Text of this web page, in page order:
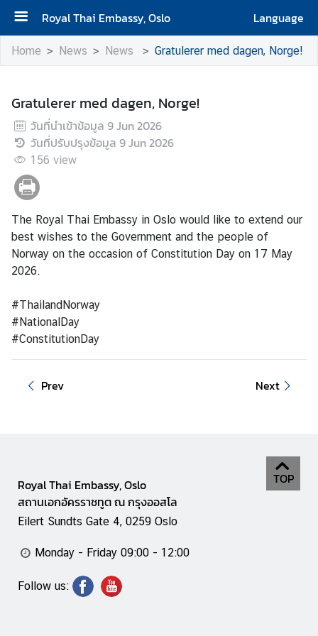
Royal Thai Embassy, Oslo
Language
H
e
N
e
w
s
C
o
n
s
l
a
r
S
s
V
s
t
Home News News Gratulerer med dagen, Norge!
Gratulerer med dagen, Norge!
วันที่นำเข้าข้อมูล 9 Jun 2026
วันที่ปรับปรุงข้อมูล 9 Jun 2026
156 view
The Royal Thai Embassy in Oslo would like to extend our
best wishes to the Government and the people of
Norway on the occasion of Constitution Day on 17 May
2026.
#ThailandNorway
#NationalDay
#ConstitutionDay
Prev Next
TOP
Royal Thai Embassy, Oslo
สถานเอกอัครราชทูต ณ กรุงออสโล
Eilert Sundts Gate 4, 0259 Oslo
Monday - Friday 09:00 - 12:00
Follow us: